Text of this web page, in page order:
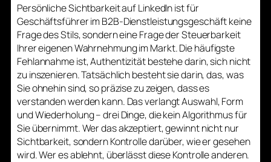
Persönliche Sichtbarkeit auf LinkedIn ist für
Geschäftsführer im B2B-Dienstleistungsgeschäft keine
Frage des Stils, sondern eine Frage der Steuerbarkeit
Ihrer eigenen Wahrnehmung im Markt. Die häufigste
Fehlannahme ist, Authentizität bestehe darin, sich nicht
zu inszenieren. Tatsächlich besteht sie darin, das, was
Sie ohnehin sind, so präzise zu zeigen, dass es
verstanden werden kann. Das verlangt Auswahl, Form
und Wiederholung – drei Dinge, die kein Algorithmus für
Sie übernimmt. Wer das akzeptiert, gewinnt nicht nur
Sichtbarkeit, sondern Kontrolle darüber, wie er gesehen
wird. Wer es ablehnt, überlässt diese Kontrolle anderen.